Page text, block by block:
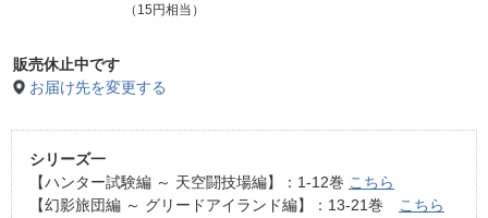
（15円相当）
販売休止中です
お届け先を変更する
シリーズ一
【ハンター試験編 ～ 天空闘技場編】：1-12巻 こちら
【幻影旅団編 ～ グリードアイランド編】：13-21巻
こちら